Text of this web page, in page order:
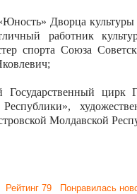
Дворца культуры
работник
спорта Союза
Государственный цирк
Молдавской
Рейтинг 79 Понравилась